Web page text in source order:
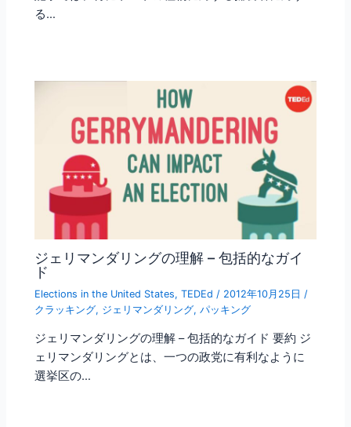
る…
ジェリマンダリングの理解 – 包括的なガイ
ド
Elections in the United States,TEDEd / 2012年10月25日 /
クラッキング, ジェリマンダリング,パッキング
ジェリマンダリングの理解 – 包括的なガイド 要約 ジ
ェリマンダリングとは、一つの政党に有利なように
選挙区の…